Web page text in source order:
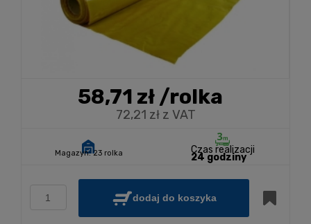
58,71 zł/rolka
72,21 zł z VAT
Magazyn: 23 rolka Czas realizacji
24 godziny
dodaj do koszyka